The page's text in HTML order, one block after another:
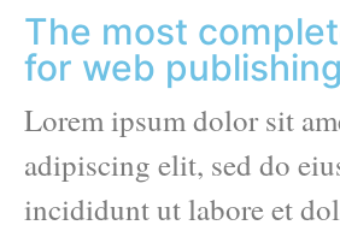
The most
for web publishing
Lorem ipsum dolor sit
adipiscing elit, sed do
incididunt ut labore et